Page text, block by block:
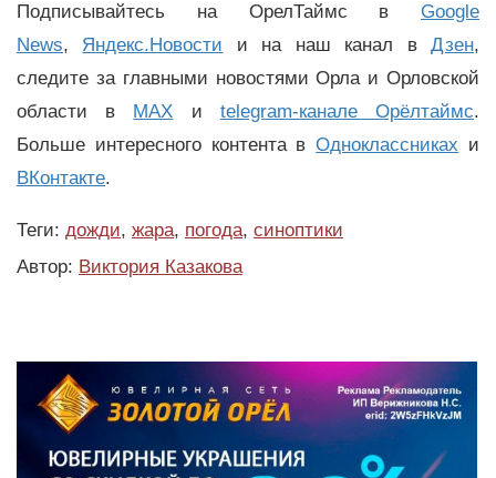
Подписывайтесь на ОрелТаймс в Google
News, Яндекс.Новости и на наш канал вДзен,
следите за главными новостями Орла и Орловской
области в MAX и telegram-канале Орёлтаймс.
Больше интересного контента вОдноклассниках и
ВКонтакте.
Теги: дожди, жара, погода, синоптики
Автор: Виктория Казакова